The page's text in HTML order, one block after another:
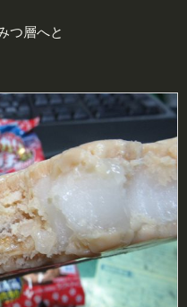
つ層へと